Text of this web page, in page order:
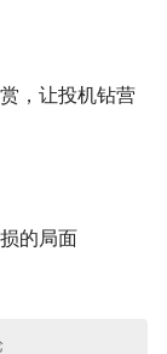
，让投机钻营
的局面